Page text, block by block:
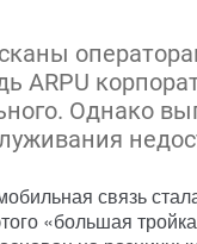
ARPU
Однако
связь
«большая